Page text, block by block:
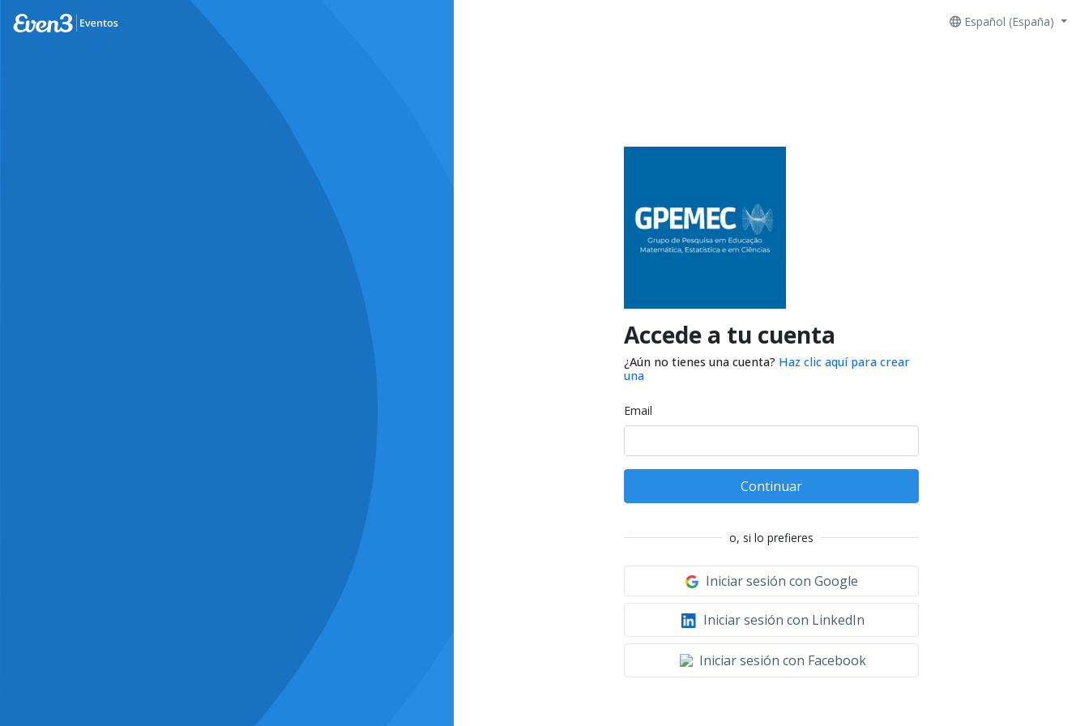
Español (España)
Accede a tu cuenta
¿Aún no tienes una cuenta? Haz clic aquí para crear
una
Email
Continuar
o, si lo prefieres
Iniciar sesión con Google
Iniciar sesión con LinkedIn
Iniciar sesión con Facebook